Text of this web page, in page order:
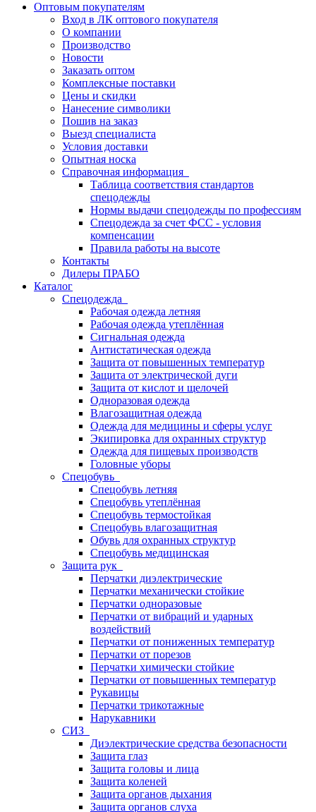
Оптовым покупателям
Вход в ЛК оптового покупателя
О компании
Производство
Новости
Заказать оптом
Комплексные поставки
Цены и скидки
Нанесение символики
Пошив на заказ
Выезд специалиста
Условия доставки
Опытная носка
Справочная информация
Таблица соответствия стандартов
спецодежды
Нормы выдачи спецодежды по профессиям
Спецодежда за счет ФСС - условия
компенсации
Правила работы на высоте
Контакты
Дилеры ПРАБО
Каталог
Спецодежда
Рабочая одежда летняя
Рабочая одежда утеплённая
Сигнальная одежда
Антистатическая одежда
Защита от повышенных температур
Защита от электрической дуги
Защита от кислот и щелочей
Одноразовая одежда
Влагозащитная одежда
Одежда для медицины и сферы услуг
Экипировка для охранных структур
Одежда для пищевых производств
Головные уборы
Спецобувь
Спецобувь летняя
Спецобувь утеплённая
Спецобувь термостойкая
Спецобувь влагозащитная
Обувь для охранных структур
Спецобувь медицинская
Защита рук
Перчатки диэлектрические
Перчатки механически стойкие
Перчатки одноразовые
Перчатки от вибраций и ударных
воздействий
Перчатки от пониженных температур
Перчатки от порезов
Перчатки химически стойкие
Перчатки от повышенных температур
Рукавицы
Перчатки трикотажные
Нарукавники
СИЗ
Диэлектрические средства безопасности
Защита глаз
Защита головы и лица
Защита коленей
Защита органов дыхания
Защита органов слуха